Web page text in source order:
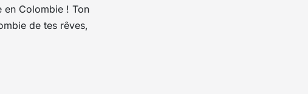
en Colombie ! Ton
de tes rêves,